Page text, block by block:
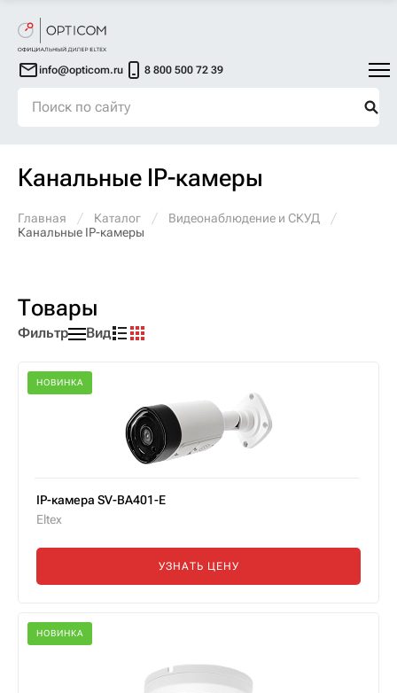
info@opticom.ru 8 800 500 72 39
Канальные IP-камеры
Главная Каталог
Видеонаблюдение и СКУД
Канальные IP-камеры
Товары
Фильтр Вид
НОВИНКА
IP-камера SV-BA401-E
Eltex
УЗНАТЬ ЦЕНУ
НОВИНКА